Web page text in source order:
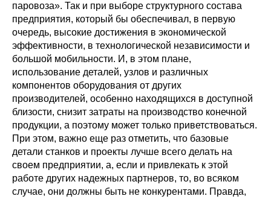
паровоза». Так и при выборе структурного состава
предприятия, который бы обеспечивал, в первую
очередь, высокие достижения в экономической
эффективности, в технологической независимости и
большой мобильности. И, в этом плане,
использование деталей, узлов и различных
компонентов оборудования от других
производителей, особенно находящихся в доступной
близости, снизит затраты на производство конечной
продукции, а поэтому может только приветствоваться.
При этом, важно еще раз отметить, что базовые
детали станков и проекты лучше всего делать на
своем предприятии, а, если и привлекать к этой
работе других надежных партнеров, то, во всяком
случае, они должны быть не конкурентами. Правда,